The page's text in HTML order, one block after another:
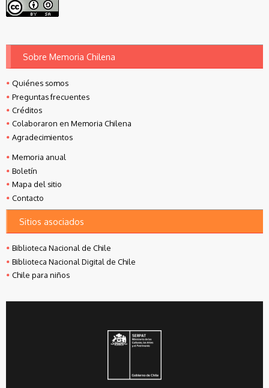
Sobre Memoria Chilena
Quiénes somos
Preguntas frecuentes
Créditos
Colaboraron en Memoria Chilena
Agradecimientos
Memoria anual
Boletín
Mapa del sitio
Contacto
Sitios asociados
Biblioteca Nacional de Chile
Biblioteca Nacional Digital de Chile
Chile para niños